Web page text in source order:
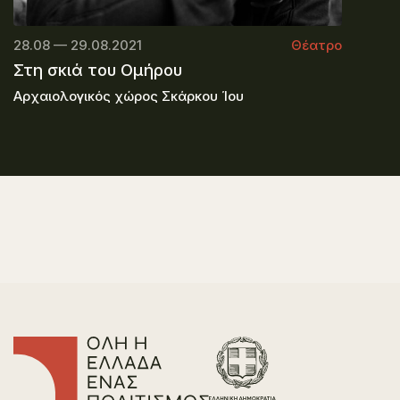
28.08 — 29.08.2021 Θέατρο
Στη σκιά του Ομήρου
Αρχαιολογικός χώρος Σκάρκου Ίου